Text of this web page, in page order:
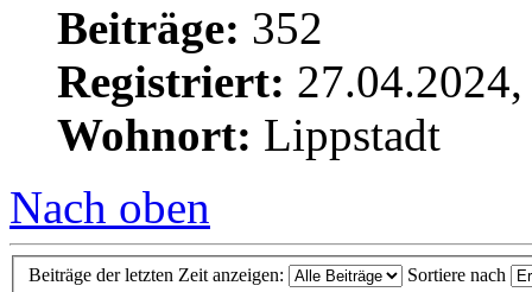
Beiträge: 352
Registriert:
Wohnort: Lippstadt
Nach oben
Beiträge der letzten Zeit anzeigen: Sortiere nach